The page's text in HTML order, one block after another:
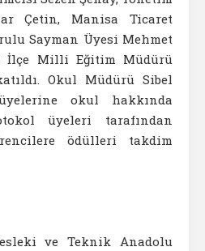
Çetin, Manisa Ticaret
Sayman Üyesi Mehmet
İlçe Milli Eğitim Müdürü
Okul Müdürü Sibel
okul hakkında
üyeleri tarafından
ödülleri takdim
ve Teknik Anadolu